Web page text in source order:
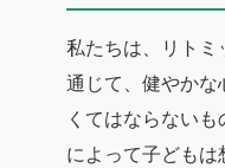
私たちは、リトミ
通じて、健やかな
くてはならない
によって子どもは